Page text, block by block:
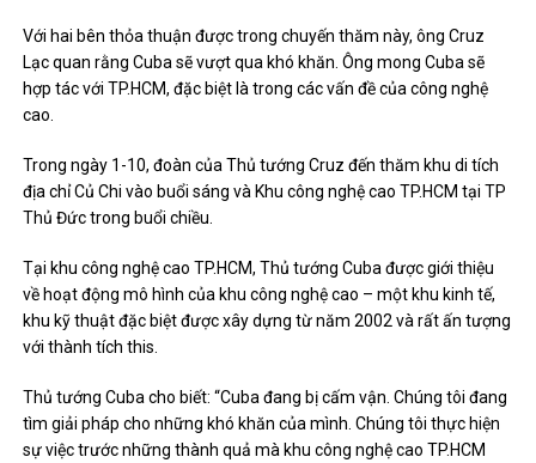
Với hai bên thỏa thuận được trong chuyến thăm này, ông Cruz
Lạc quan rằng Cuba sẽ vượt qua khó khăn. Ông mong Cuba sẽ
hợp tác với TP.HCM, đặc biệt là trong các vấn đề của công nghệ
cao.
Trong ngày 1-10, đoàn của Thủ tướng Cruz đến thăm khu di tích
địa chỉ Củ Chi vào buổi sáng và Khu công nghệ cao TP.HCM tại TP
Thủ Đức trong buổi chiều.
Tại khu công nghệ cao TP.HCM, Thủ tướng Cuba được giới thiệu
về hoạt động mô hình của khu công nghệ cao – một khu kinh tế,
khu kỹ thuật đặc biệt được xây dựng từ năm 2002 và rất ấn tượng
với thành tích this.
Thủ tướng Cuba cho biết: “Cuba đang bị cấm vận. Chúng tôi đang
tìm giải pháp cho những khó khăn của mình. Chúng tôi thực hiện
sự việc trước những thành quả mà khu công nghệ cao TP.HCM